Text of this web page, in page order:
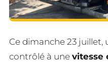
Ce dimanche 23
contrôlé à une vitesse